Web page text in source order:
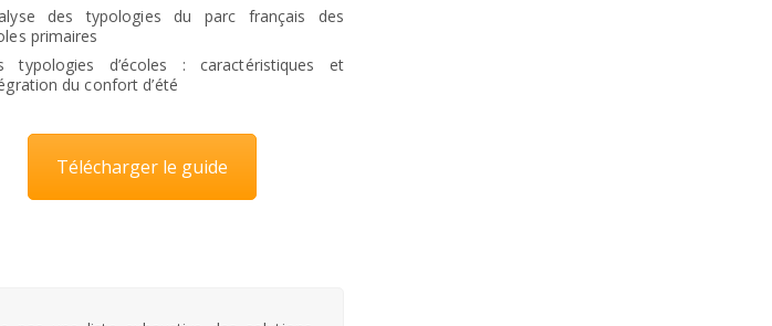
des typologies du parc français des
primaires
typologies d’écoles : caractéristiques et
du confort d’été
Télécharger le guide